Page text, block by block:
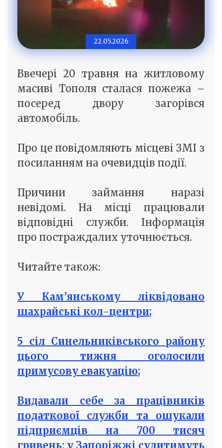
22.05.2026
Ввечері 20 травня на житловому
масиві Тополя сталася пожежа –
посеред двору загорівся
автомобіль.
Про це повідомляють місцеві ЗМІ з
посиланням на очевидців події.
Причини займання наразі
невідомі. На місці працювали
відповідні служби. Інформація
про постраждалих уточнюється.
Читайте також:
У Кам’янському ліквідовано
шахрайські кол-центри;
5 сіл Синельниківського району
цього тижня оголосили
примусову евакуацію;
Видавали себе за працівників
податкової служби та ошукали
підприємців на 700 тисяч
гривень: у Запоріжжі судитимуть